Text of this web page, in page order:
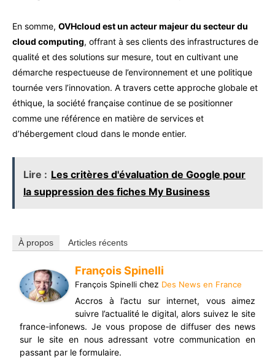
En somme, OVHcloud est un acteur majeur du secteur du
cloud computing, offrant à ses clients des infrastructures de
qualité et des solutions sur mesure, tout en cultivant une
démarche respectueuse de l’environnement et une politique
tournée vers l’innovation. A travers cette approche globale et
éthique, la société française continue de se positionner
comme une référence en matière de services et
d’hébergement cloud dans le monde entier.
Lire : Les critères d'évaluation de Google pour
la suppression des fiches My Business
À propos Articles récents
François Spinelli
François Spinelli chez Des News en France
Accros à l’actu sur internet, vous aimez
suivre l’actualité le digital, alors suivez le site
france-infonews. Je vous propose de diffuser des news
sur le site en nous adressant votre communication en
passant par le formulaire.